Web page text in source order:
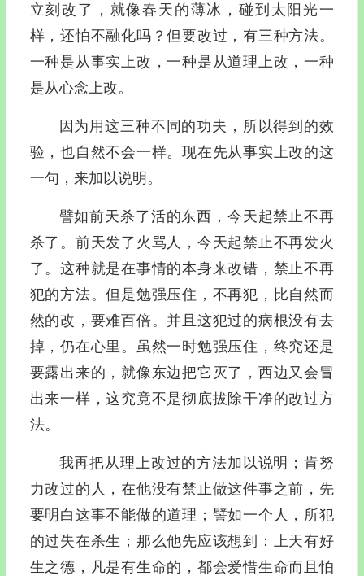
立刻改了，就像春天的薄冰，碰到太阳光一
样，还怕不融化吗？但要改过，有三种方法。
一种是从事实上改，一种是从道理上改，一种
是从心念上改。
因为用这三种不同的功夫，所以得到的效
验，也自然不会一样。现在先从事实上改的这
一句，来加以说明。
譬如前天杀了活的东西，今天起禁止不再
杀了。前天发了火骂人，今天起禁止不再发火
了。这种就是在事情的本身来改错，禁止不再
犯的方法。但是勉强压住，不再犯，比自然而
然的改，要难百倍。并且这犯过的病根没有去
掉，仍在心里。虽然一时勉强压住，终究还是
要露出来的，就像东边把它灭了，西边又会冒
出来一样，这究竟不是彻底拔除干净的改过方
法。
我再把从理上改过的方法加以说明；肯努
力改过的人，在他没有禁止做这件事之前，先
要明白这事不能做的道理；譬如一个人，所犯
的过失在杀生；那么他先应该想到：上天有好
生之德，凡是有生命的，都会爱惜生命而且怕